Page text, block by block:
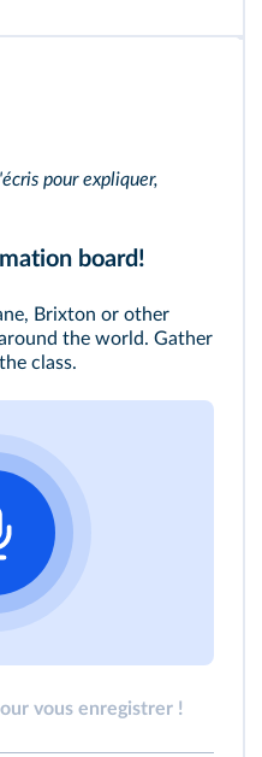
pour expliquer,
board!
Brixton or other
the world. Gather
class.
vous enregistrer !